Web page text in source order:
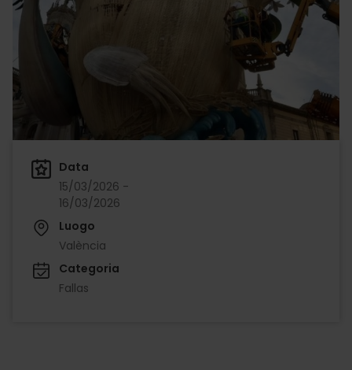
Data
15/03/2026 -
16/03/2026
Luogo
València
Categoria
Fallas